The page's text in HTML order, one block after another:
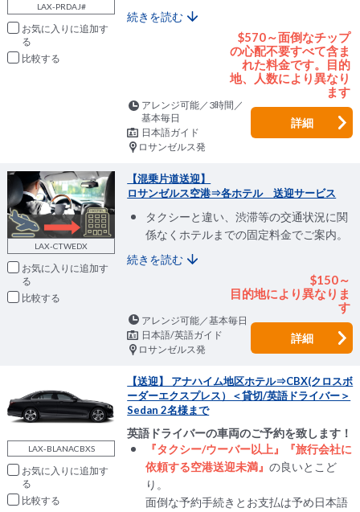
LAX-PRDAJ#
お気に入りに追加
比較
続きを読む
$570～面倒なチップ
の心配不要すべて含ま
れた料金です。目的
地、人数により異なり
ます
アレンジ可能／3時間／
基本毎日
日本語ガイド
ロサンゼルス発
詳細
LAX-CTWEDX
お気に入りに追加
比較
【混乗片道送迎】
ロサンゼルス空港⇒各ホテル 送迎サービス
タクシーと違い、渋滞等の交通状況に関
係なくホテルまでの固定料金でご案内。
続きを読む
$150～
目的地により異なりま
す
アレンジ可能／基本毎日
日本語/英語ガイド
ロサンゼルス発
詳細
LAX-BLANACBXS
お気に入りに追加
比較
【送迎】 アナハイム地区ホテル⇒CBX(クロスボ
ーダーエクスプレス）＜貸切/英語ドライバー＞
Sedan 2名様まで
英語ドライバーの車両のご予約を致します！
『タクシー/ウーバー以上』『旅行会社に
依頼する空港送迎未満』の良いとこど
り。
面倒な予約手続きとお支払は予め日本語